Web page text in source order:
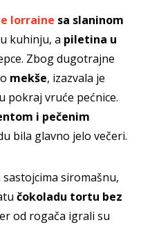
lorraine sa slaninom
kuhinju, a piletina u
Zbog dugotrajne
mekše, izazvala je
pokraj vruće pećnice.
i pečenim
bila glavno jelo večeri.
siromašnu,
čokoladu tortu bez
od rogača igrali su